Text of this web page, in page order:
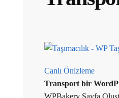
Canlı Önizleme
Transport bir